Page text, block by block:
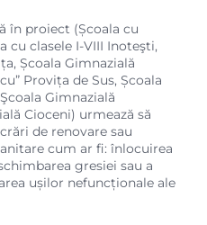
în proiect (Școala cu
cu clasele I-VIII Inoteşti,
Școala Gimnazială
Provița de Sus, Școala
Gimnazială
Cioceni) urmează să
de renovare sau
cum ar fi: înlocuirea
gresiei sau a
ușilor nefuncționale ale